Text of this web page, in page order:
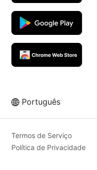
Venda mais
Português
Termos de Serviço
Política de Privacidade